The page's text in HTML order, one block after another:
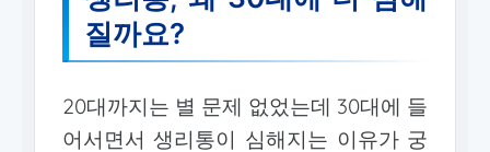
질까요?
20대까지는 별 문제 없었는데 30대에 들
어서면서 생리통이 심해지는 이유가 궁